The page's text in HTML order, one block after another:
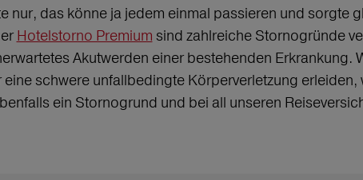
nur, das könne ja jedem einmal passieren und sorgte
Hotelstorno Premium sind zahlreiche Stornogründe
Akutwerden einer bestehenden
schwere unfallbedingte Körperverletzung
ein Stornogrund und bei all unseren